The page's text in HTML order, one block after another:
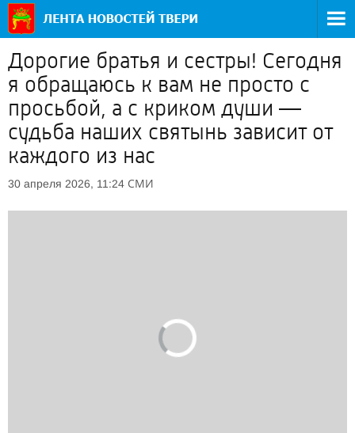
Дорогие братья и сестры! Сегодня
я обращаюсь к вам не просто с
просьбой, а с криком души —
судьба наших святынь зависит от
каждого из нас
30 апреля 2026, 11:24 СМИ